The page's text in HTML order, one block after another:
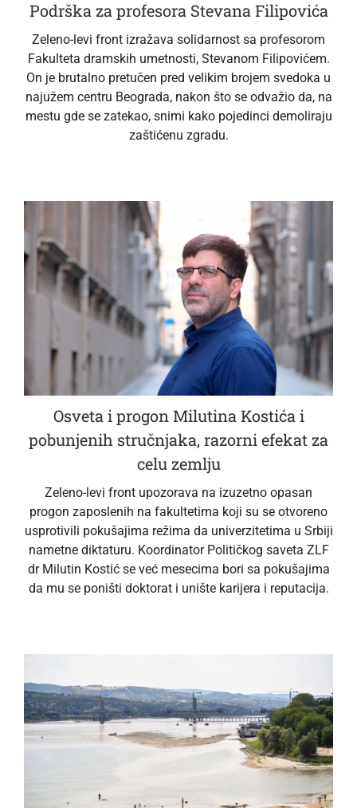
Podrška za profesora Stevana Filipovića
Zeleno-levi front izražava solidarnost sa profesorom
Fakulteta dramskih umetnosti, Stevanom Filipovićem.
On je brutalno pretučen pred velikim brojem svedoka u
najužem centru Beograda, nakon što se odvažio da, na
mestu gde se zatekao, snimi kako pojedinci demoliraju
zaštićenu zgradu.
Osveta i progon Milutina Kostića i
pobunjenih stručnjaka, razorni efekat za
celu zemlju
Zeleno-levi front upozorava na izuzetno opasan
progon zaposlenih na fakultetima koji su se otvoreno
usprotivili pokušajima režima da univerzitetima u Srbiji
nametne diktaturu. Koordinator Političkog saveta ZLF
dr Milutin Kostić se već mesecima bori sa pokušajima
da mu se poništi doktorat i unište karijera i reputacija.